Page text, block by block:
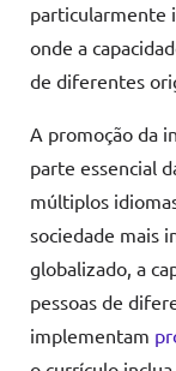
particularmente
onde a
de diferentes
A promoção da
parte essencial
múltiplos
sociedade mais
globalizado, a
pessoas de
implementam